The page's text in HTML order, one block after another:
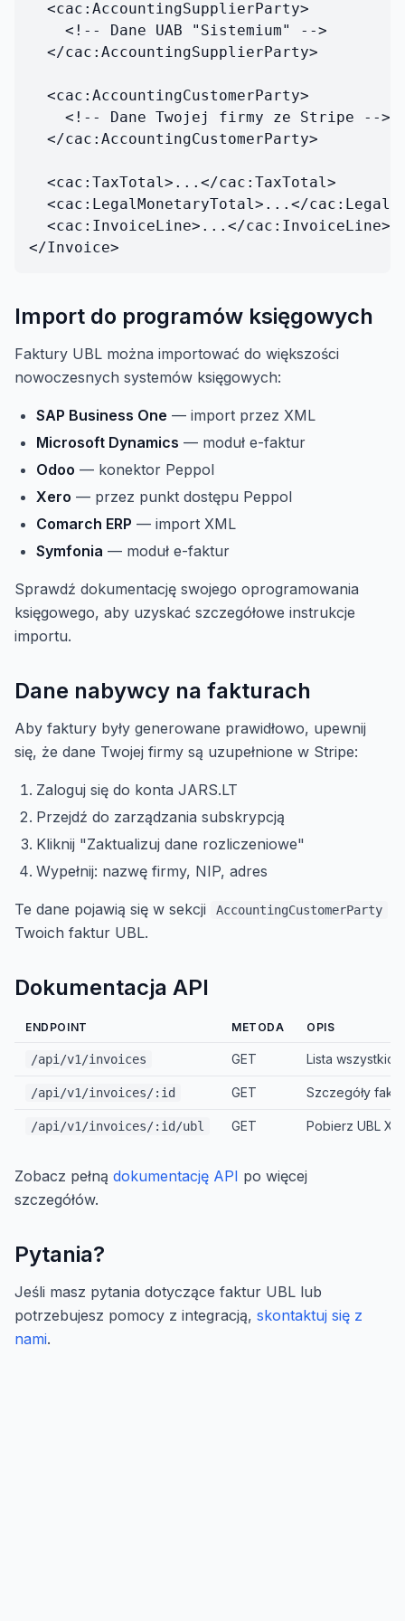
  <cac:AccountingSupplierParty>
    <!-- Dane UAB "Sistemium" -->
  </cac:AccountingSupplierParty>
  <cac:AccountingCustomerParty>
    <!-- Dane Twojej firmy ze Stripe -->
  </cac:AccountingCustomerParty>
  <cac:TaxTotal>...</cac:TaxTotal>
<cac:LegalMonetaryTotal>...</
  <cac:InvoiceLine>...</cac:InvoiceLine>
Import do programów księgowych
Faktury UBL można importować do większości
nowoczesnych systemów księgowych:
SAP Business One — import przez XML
Microsoft Dynamics — moduł e-faktur
Odoo — konektor Peppol
Xero — przez punkt dostępu Peppol
Comarch ERP — import XML
Symfonia — moduł e-faktur
Sprawdź dokumentację swojego oprogramowania
księgowego, aby uzyskać szczegółowe instrukcje
importu.
Dane nabywcy na fakturach
Aby faktury były generowane prawidłowo, upewnij
się, że dane Twojej firmy są uzupełnione w Stripe:
Zaloguj się do konta JARS.LT
Przejdź do zarządzania subskrypcją
Kliknij "Zaktualizuj dane rozliczeniowe"
Wypełnij: nazwę firmy, NIP, adres
Te dane pojawią się w sekcji AccountingCustomerParty
Twoich faktur UBL.
Dokumentacja API
ENDPOINT METODA OPIS
/api/v1/invoices GET Lista
/api/v1/invoices/:id GET Szczegóły
/api/v1/invoices/:id/ubl GET Pobierz UBL
Zobacz pełną dokumentację API po więcej
szczegółów.
Pytania?
Jeśli masz pytania dotyczące faktur UBL lub
potrzebujesz pomocy z integracją, skontaktuj się z
nami.